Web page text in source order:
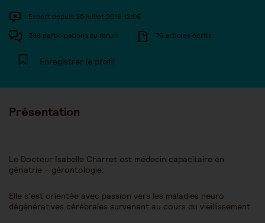
Expert depuis 25 juillet 2016 12:06
288 participations au forum 76 articles écrits
Enregistrer le profil
Présentation
Le Docteur Isabelle Charret est médecin capacitaire en
gériatrie – gérontologie.
Elle s’est orientée avec passion vers les maladies neuro
dégénératives cérébrales survenant au cours du vieillissement.